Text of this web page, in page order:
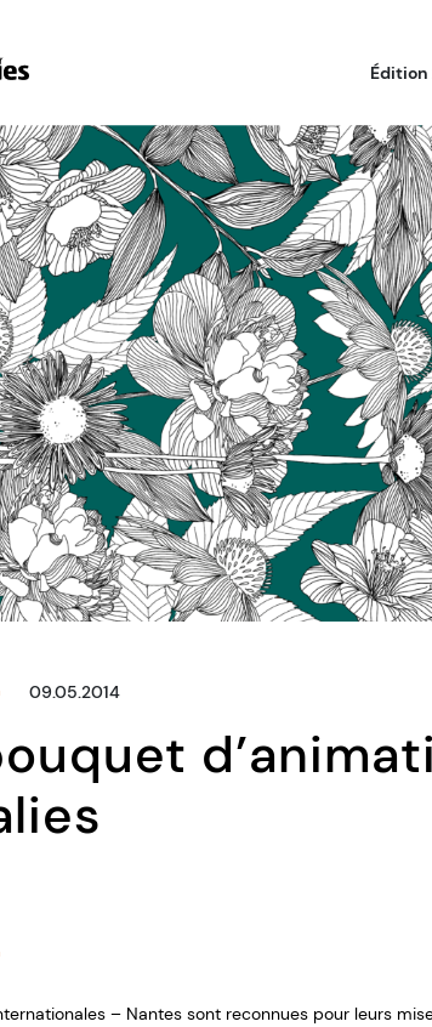
09.05.2014
– Nantes sont reconnues pour leurs